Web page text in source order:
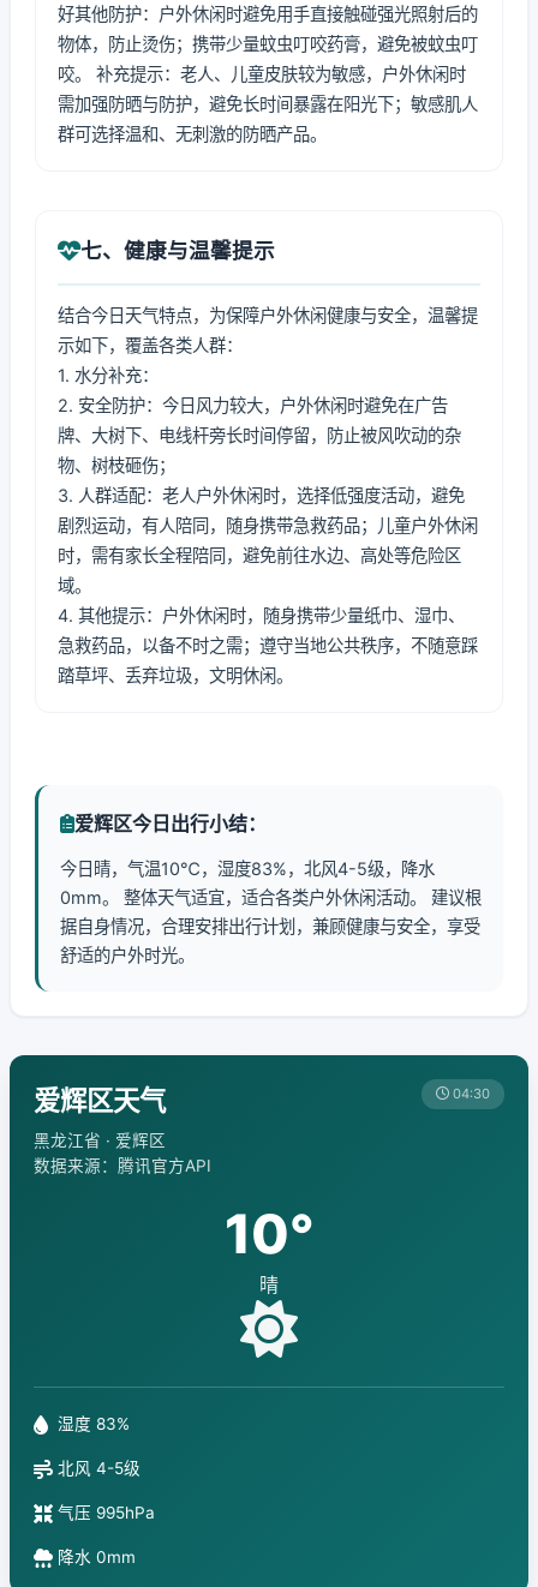
好其他防护：户外休闲时避免用手直接触碰强光照射后的
物体，防止烫伤；携带少量蚊虫叮咬药膏，避免被蚊虫叮
咬。 补充提示：老人、儿童皮肤较为敏感，户外休闲时
需加强防晒与防护，避免长时间暴露在阳光下；敏感肌人
群可选择温和、无刺激的防晒产品。
七、健康与温馨提示
结合今日天气特点，为保障户外休闲健康与安全，温馨提
示如下，覆盖各类人群：
1. 水分补充：
2. 安全防护：今日风力较大，户外休闲时避免在广告
牌、大树下、电线杆旁长时间停留，防止被风吹动的杂
物、树枝砸伤；
3. 人群适配：老人户外休闲时，选择低强度活动，避免
剧烈运动，有人陪同，随身携带急救药品；儿童户外休闲
时，需有家长全程陪同，避免前往水边、高处等危险区
域。
4. 其他提示：户外休闲时，随身携带少量纸巾、湿巾、
急救药品，以备不时之需；遵守当地公共秩序，不随意踩
踏草坪、丢弃垃圾，文明休闲。
爱辉区今日出行小结：
今日晴，气温10℃，湿度83%，北风4-5级，降水
0mm。 整体天气适宜，适合各类户外休闲活动。 建议根
据自身情况，合理安排出行计划，兼顾健康与安全，享受
舒适的户外时光。
爱辉区天气
黑龙江省 · 爱辉区
数据来源：腾讯官方API
04:30
10°
晴
湿度 83%
北风 4-5级
气压 995hPa
降水 0mm